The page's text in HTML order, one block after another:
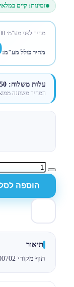
זמינות: קיים במלאי
מחיר לפני מע"מ:
מחיר כולל מע"מ:
עלות משלוח: 50–500 ₪
המחיר משתנה
הוספה
תיאור
תוף מקורי Xerox 013R00702 – עד 75,000 דפים למדפסות Xerox B410 / B415